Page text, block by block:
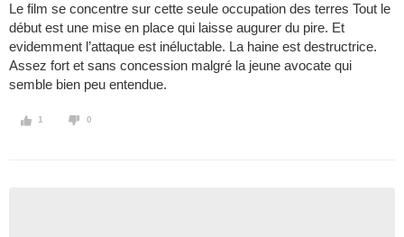
Le film se concentre sur cette seule occupation des terres Tout le
début est une mise en place qui laisse augurer du pire. Et
evidemment l’attaque est inéluctable. La haine est destructrice.
Assez fort et sans concession malgré la jeune avocate qui
semble bien peu entendue.
1 0